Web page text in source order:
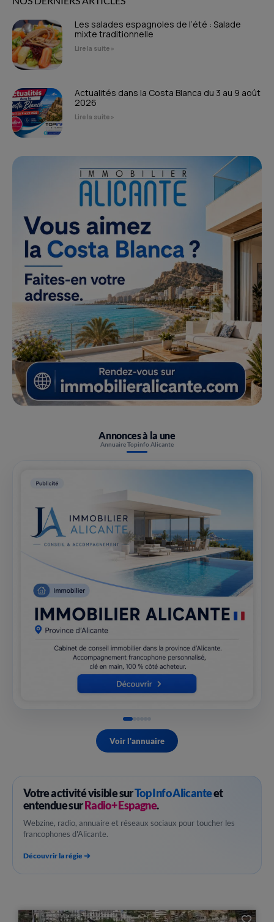
Les salades espagnoles de l’été : Salade
mixte traditionnelle
Lire la suite »
Actualités dans la Costa Blanca du 3 au 9 août
2026
Lire la suite »
Annonces à la une
Annuaire Topinfo Alicante
Voir l'annuaire
Votre activité visible surTop Info Alicanteet
entendue surRadio+ Espagne.
Webzine, radio, annuaire et réseaux sociaux pour toucher les
francophones d'Alicante.
Découvrir la régie